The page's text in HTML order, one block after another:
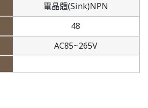
電晶體(Sink)NPN
48
AC85~265V